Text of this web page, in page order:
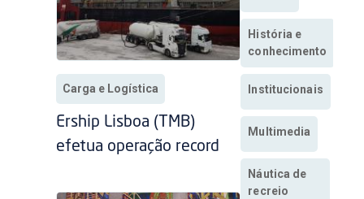
Carga e Logística
Ership Lisboa (TMB)
efetua operação record
História e
conhecimento
Institucionais
Multimedia
Náutica de
recreio